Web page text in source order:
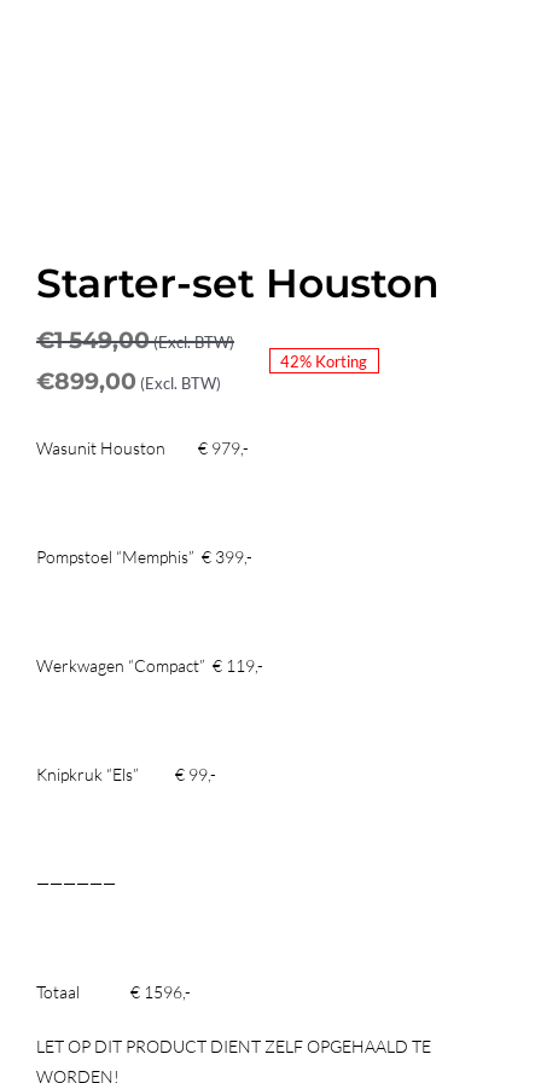
Starter-set Houston
€1 549,00(Excl. BTW)
€899,00 (Excl. BTW)
42% Korting
Wasunit Houston € 979,-
Pompstoel “Memphis” € 399,-
Werkwagen “Compact” € 119,-
Knipkruk “Els” € 99,-
——————
Totaal € 1596,-
LET OP DIT PRODUCT DIENT ZELF OPGEHAALD TE
WORDEN!